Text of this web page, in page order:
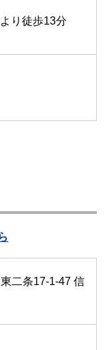
り徒歩13分
二条17-1-47 信